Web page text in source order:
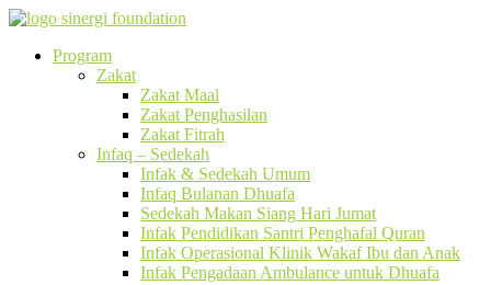
Program
Zakat
Zakat Maal
Zakat Penghasilan
Zakat Fitrah
Infaq – Sedekah
Infak & Sedekah Umum
Infaq Bulanan Dhuafa
Sedekah Makan Siang Hari Jumat
Infak Pendidikan Santri Penghafal Quran
Infak Operasional Klinik Wakaf Ibu dan Anak
Infak Pengadaan Ambulance untuk Dhuafa